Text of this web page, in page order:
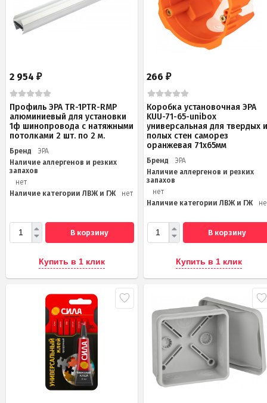
2 954 ₽
Профиль ЭРА TR-1PTR-RMP
алюминиевый для установки
1ф шинопровода с натяжными
потолками 2 шт. по 2 м.
Бренд
ЭРА
Наличие аллергенов и резких
запахов
нет
Наличие категории ЛВЖ и ГЖ
нет
В корзину
Купить в 1 клик
266₽
Коробка установочная ЭРА
KUU-71-65-unibox
универсальная для твердых
полых стен саморез
оранжевая 71х65мм
Бренд
ЭРА
Наличие аллергенов и резких
запахов
нет
Наличие категории ЛВЖ и ГЖ
В корзину
Купить в 1 клик